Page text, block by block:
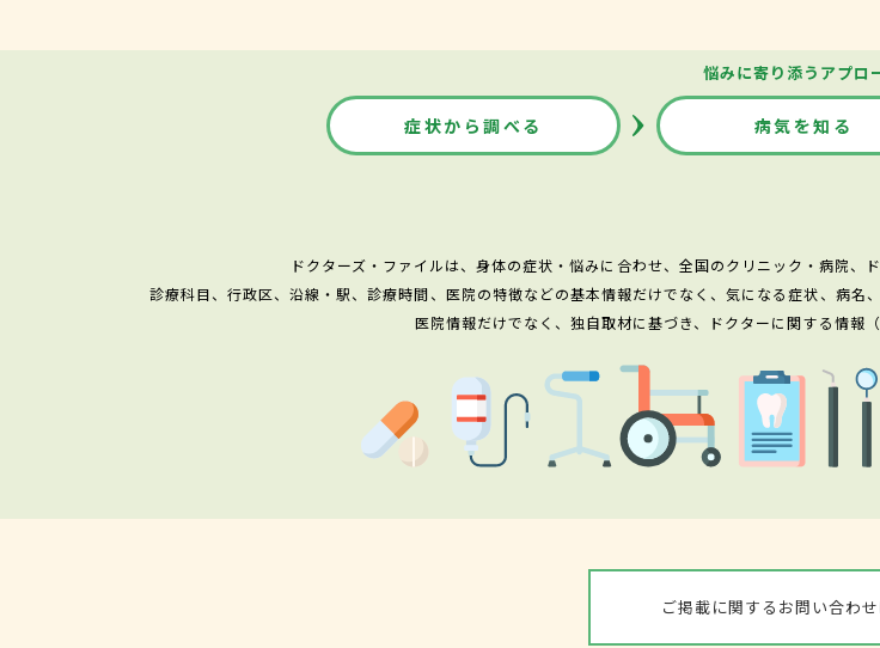
悩みに寄り添うアプロ
症状から調べる 病気を知る
ドクターズ・ファイルは、身体の症状・悩みに合わせ、全国のクリニック・病院、
診療科目、行政区、沿線・駅、診療時間、医院の特徴などの基本情報だけでなく、気になる症状、病名
医院情報だけでなく、独自取材に基づき、ドクターに関する情報
ご掲載に関するお問い合わ